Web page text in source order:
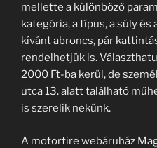
mellette a különböző
kategória, a típus, a súly és
kívánt abroncs, pár
rendelhetjük is.
2000 Ft-ba kerül, de
utca 13. alatt található
is szerelik nekünk.
A motortire webáruház